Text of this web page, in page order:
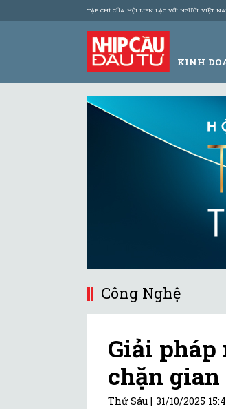
TẠP CHÍ CỦA HỘI LIÊN LẠC VỚI NGƯỜI VIỆT
KINH
Công Nghệ
Giải
chặn
Thứ Sáu | 31/10/2025